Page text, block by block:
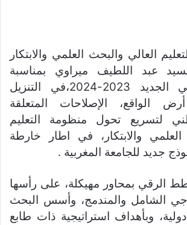
العالي والبحث العلمي والابتكار
عبد اللطيف ميراوي بمناسبة
الدخول الجامعي الجديد 2023-2024،في التنزيل
الواقع، الإصلاحات المتعلقة
لتسريع تحول منظومة التعليم
العلمي والابتكار، في اطار خارطة
جديد للجامعة المغربية .
الرقي بمحاور مهيكلة، على رأسها
الشامل والمندمج، وأسس البحث
وبأهداف استراتيجية ذات طابع